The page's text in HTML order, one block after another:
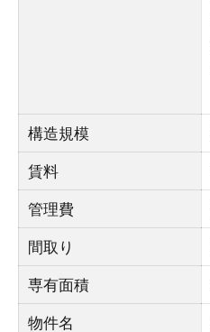
構造規模
賃料
管理費
間取り
専有面積
物件名